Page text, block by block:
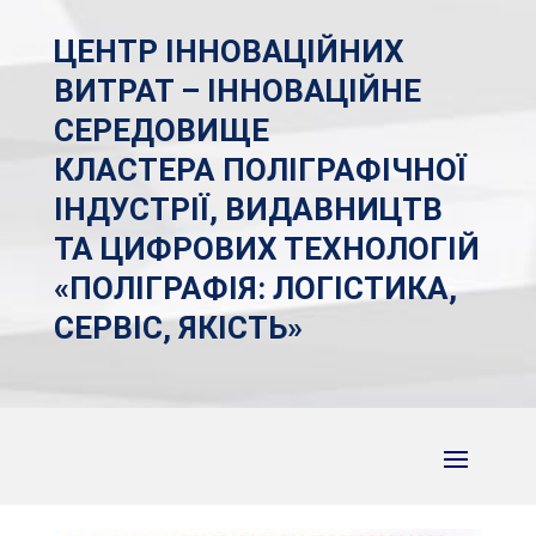
ЦЕНТР ІННОВАЦІЙНИХ
ВИТРАТ – ІННОВАЦІЙНЕ
СЕРЕДОВИЩЕ
КЛАСТЕРА ПОЛІГРАФІЧНОЇ
ІНДУСТРІЇ, ВИДАВНИЦТВ
ТА ЦИФРОВИХ ТЕХНОЛОГІЙ
«ПОЛІГРАФІЯ: ЛОГІСТИКА,
СЕРВІС, ЯКІСТЬ»